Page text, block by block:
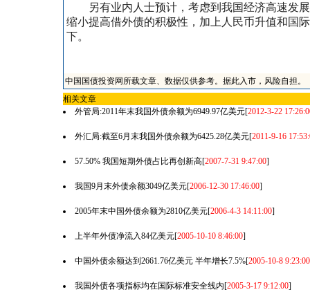
另有业内人士预计，考虑到我国经济高速发展
缩小提高借外债的积极性，加上人民币升值和国
下。
中国国债投资网所载文章、数据仅供参考。据此入市，风险自担。
相关文章
外管局:2011年末我国外债余额为6949.97亿美元[2012-3-22
外汇局:截至6月末我国外债余额为6425.28亿美元[2011-9-16
57.50% 我国短期外债占比再创新高[2007-7-31 9:47:00]
我国9月末外债余额3049亿美元[2006-12-30 17:46:00]
2005年末中国外债余额为2810亿美元[2006-4-3 14:11:00]
上半年外债净流入84亿美元[2005-10-10 8:46:00]
中国外债余额达到2661.76亿美元 半年增长7.5%[2005-10-8 9:23:00
我国外债各项指标均在国际标准安全线内[2005-3-17 9:12:00]